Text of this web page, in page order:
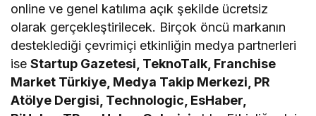
online ve genel katılıma açık şekilde ücretsiz
olarak gerçekleştirilecek. Birçok öncü markanın
desteklediği çevrimiçi etkinliğin medya partnerleri
iseStartup Gazetesi, TeknoTalk, Franchise
Market Türkiye, Medya Takip Merkezi, PR
Atölye Dergisi, Technologic, EsHaber,